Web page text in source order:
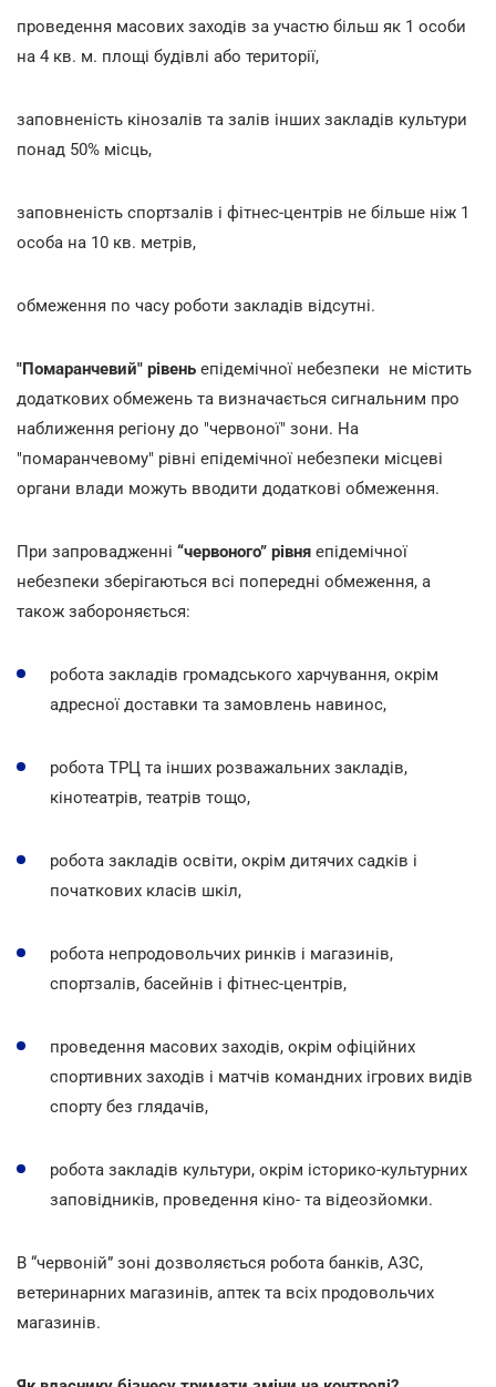
проведення масових заходів за участю більш як 1 особи
на 4 кв. м. площі будівлі або території,
заповненість кінозалів та залів інших закладів культури
понад 50% місць,
заповненість спортзалів і фітнес-центрів не більше ніж 1
особа на 10 кв. метрів,
обмеження по часу роботи закладів відсутні.
"Помаранчевий" рівень епідемічної небезпеки не містить
додаткових обмежень та визначається сигнальним про
наближення регіону до "червоної" зони. На
"помаранчевому" рівні епідемічної небезпеки місцеві
органи влади можуть вводити додаткові обмеження.
При запровадженні “червоного” рівня епідемічної
небезпеки зберігаються всі попередні обмеження, а
також забороняється:
робота закладів громадського харчування, окрім
адресної доставки та замовлень навинос,
робота ТРЦ та інших розважальних закладів,
кінотеатрів, театрів тощо,
робота закладів освіти, окрім дитячих садків і
початкових класів шкіл,
робота непродовольчих ринків і магазинів,
спортзалів, басейнів і фітнес-центрів,
проведення масових заходів, окрім офіційних
спортивних заходів і матчів командних ігрових видів
спорту без глядачів,
робота закладів культури, окрім історико-культурних
заповідників, проведення кіно- та відеозйомки.
В “червоній” зоні дозволяється робота банків, АЗС,
ветеринарних магазинів, аптек та всіх продовольчих
магазинів.